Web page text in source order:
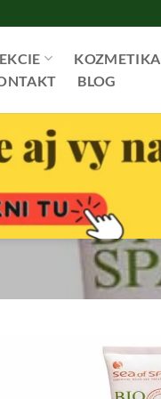
KOZMETIKA
BLOG